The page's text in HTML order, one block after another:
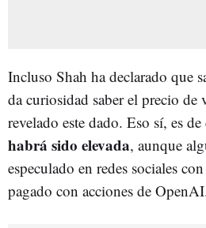
Incluso Shah ha declarado que
da curiosidad saber el precio de
revelado este dado. Eso sí, es
habrá sido elevada, aunque
especulado en redes sociales
pagado con acciones de